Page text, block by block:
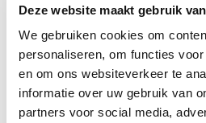
Deze website maakt gebruik
We gebruiken cookies om
personaliseren, om functies
en om ons websiteverkeer te
informatie over uw gebruik van
partners voor social media,
Inclinometer
Geen Bluetooth
Vergelijk